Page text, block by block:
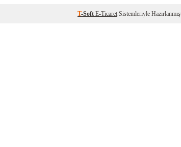
T-Soft E-Ticaret Sistemleriyle